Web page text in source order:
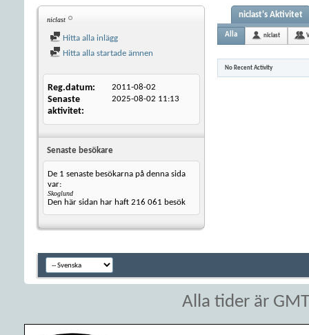
niclast
Hitta alla inlägg
Hitta alla startade ämnen
Reg.datum 2011-08-02
Senaste
aktivitet
2025-08-02 11:13
Senaste besökare
De 1 senaste besökarna på denna sida
var:
Skoglund
Den här sidan har haft 216 061 besök
niclast's Aktivitet
Alla niclast
No Recent Activity
Alla tider är